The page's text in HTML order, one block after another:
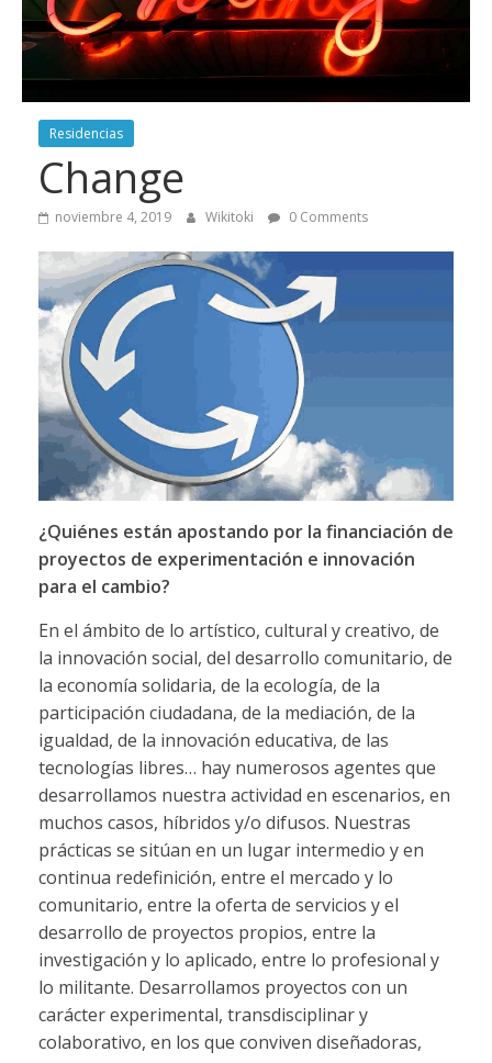
Residencias
Change
noviembre 4, 2019 Wikitoki 0 Comments
¿Quiénes están apostando por la financiación de
proyectos de experimentación e innovación
para el cambio?
En el ámbito de lo artístico, cultural y creativo, de
la innovación social, del desarrollo comunitario, de
la economía solidaria, de la ecología, de la
participación ciudadana, de la mediación, de la
igualdad, de la innovación educativa, de las
tecnologías libres… hay numerosos agentes que
desarrollamos nuestra actividad en escenarios, en
muchos casos, híbridos y/o difusos. Nuestras
prácticas se sitúan en un lugar intermedio y en
continua redefinición, entre el mercado y lo
comunitario, entre la oferta de servicios y el
desarrollo de proyectos propios, entre la
investigación y lo aplicado, entre lo profesional y
lo militante. Desarrollamos proyectos con un
carácter experimental, transdisciplinar y
colaborativo, en los que conviven diseñadoras,